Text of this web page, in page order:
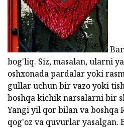
bog'liq. Siz, masalan, ularni
oshxonada pardalar yoki
gullar uchun bir vazo yoki
boshqa kichik narsalarni bir
Yangi yil qor bilan va boshqa
qog'oz va quvurlar yasalgan.